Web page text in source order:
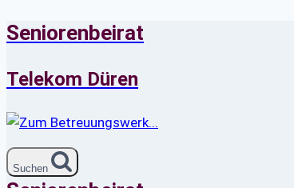
Zum
springen
Seniorenbeirat
Telekom Düren
Suchen